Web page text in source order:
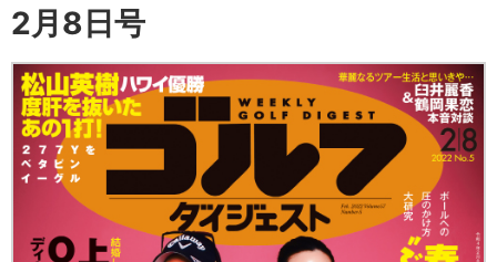
2月8日号